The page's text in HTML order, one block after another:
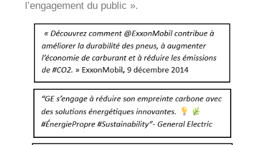
l’engagement du public ».